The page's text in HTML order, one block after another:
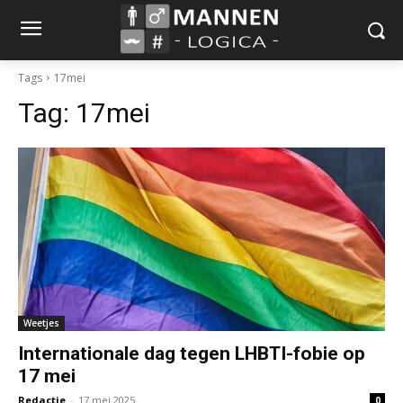
Tags 17mei
Tag: 17mei
Weetjes
Internationale dag tegen LHBTI-fobie op
17 mei
Redactie - 17 mei 2025 0